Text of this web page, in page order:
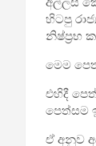
හිටපු
නිෂ්ප්‍රභ
මෙම
එහිදී
පෙත්සම
ඒ අනුව